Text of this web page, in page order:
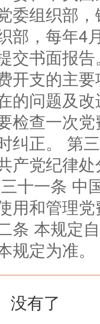
委组织部
部，每年4
交书面报
开支的主
的问题及
检查一次
纠正。 第
产党纪律
十一条 中
用和管理
条 本规定
规定为准
有了